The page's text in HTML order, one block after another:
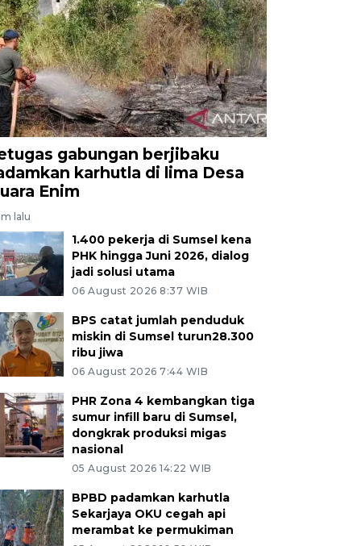
gabungan berjibaku
karhutla di lima Desa
Enim
lalu
1.400 pekerja di Sumsel kena
PHK hingga Juni 2026, dialog
jadi solusi utama
06 August 2026 8:37 WIB
BPS catat jumlah penduduk
miskin di Sumsel turun28.300
ribu jiwa
06 August 2026 7:44 WIB
PHR Zona 4 kembangkan tiga
sumur infill baru di Sumsel,
dongkrak produksi migas
nasional
05 August 2026 14:22 WIB
BPBD padamkan karhutla
Sekarjaya OKU cegah api
merambat ke permukiman